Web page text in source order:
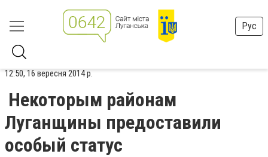
Рус
12:50, 16 вересня 2014 р.
Некоторым районам
Луганщины предоставили
особый статус